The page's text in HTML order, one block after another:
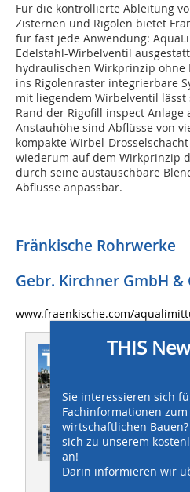
Für die kontrollierte Ableitung
Zisternen und Rigolen bietet
für fast jede Anwendung:
Edelstahl-Wirbelventil
hydraulischen Wirkprinzip ohne
ins Rigolenraster integrierbare
mit liegendem Wirbelventil
Rand der Rigofill inspect Anlage
Anstauhöhe sind Abflüsse von
kompakte Wirbel-
wiederum auf dem Wirkprinzip
durch seine austauschbare
Abflüsse anpassbar.
Fränkische Rohrwerke
Gebr. Kirchner GmbH &
www.fraenkische.com/
Dieser
THIS
Sie interessieren sich
Fachinformationen
wirtschaftlichen
sich zu unserem
an!
Darin informieren wir